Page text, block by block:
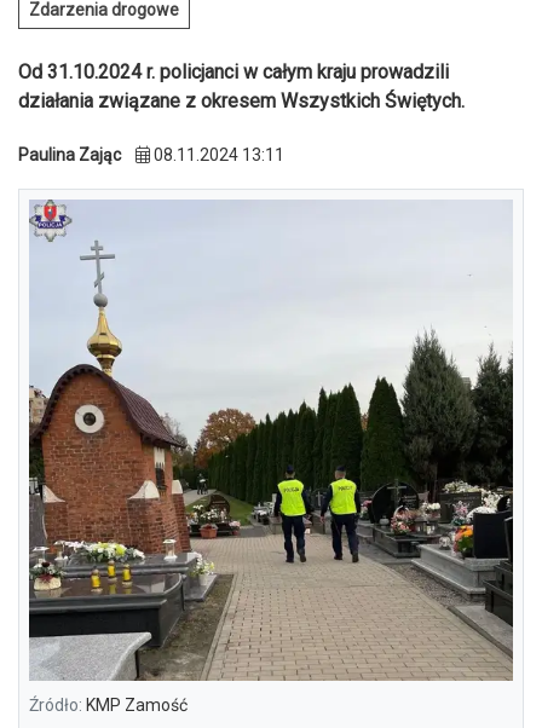
Zdarzenia drogowe
Od 31.10.2024 r. policjanci w całym kraju prowadzili
działania związane z okresem Wszystkich Świętych.
Paulina Zając 08.11.2024 13:11
Źródło: KMP Zamość